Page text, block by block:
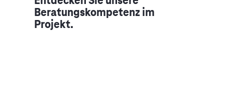
Beratungskompetenz im
Projekt.